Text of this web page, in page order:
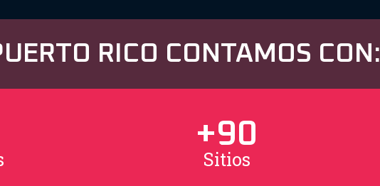
RICO CONTAMOS CON:
+90
Sitios